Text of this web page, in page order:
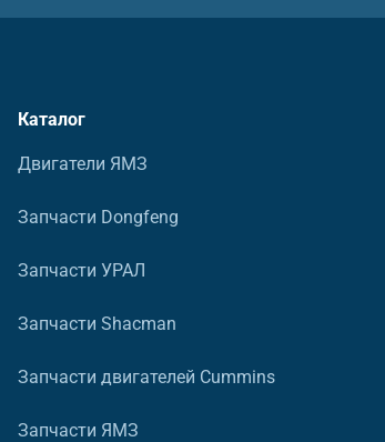
Каталог
Двигатели ЯМЗ
Запчасти Dongfeng
Запчасти УРАЛ
Запчасти Shacman
Запчасти двигателей Cummins
Запчасти ЯМЗ